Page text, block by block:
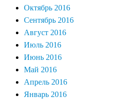
Октябрь 2016
Сентябрь 2016
Август 2016
Июль 2016
Июнь 2016
Май 2016
Апрель 2016
Январь 2016